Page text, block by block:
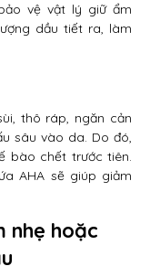
vệ vật lý giữ ẩm
dầu tiết ra, làm
thô ráp, ngăn cản
sâu vào da. Do đó,
bào chết trước tiên.
AHA sẽ giúp giảm
nhẹ hoặc